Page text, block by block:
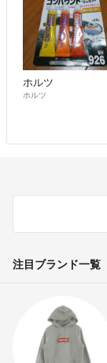
ホルツ
ホルツ
注目ブランド一覧